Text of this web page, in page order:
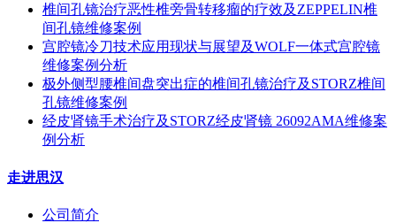
椎间孔镜治疗恶性椎旁骨转移瘤的疗效及ZEPPELIN椎
间孔镜维修案例
宫腔镜冷刀技术应用现状与展望及WOLF一体式宫腔镜
维修案例分析
极外侧型腰椎间盘突出症的椎间孔镜治疗及STORZ椎间
孔镜维修案例
经皮肾镜手术治疗及STORZ经皮肾镜 26092AMA维修案
例分析
走进思汉
公司简介